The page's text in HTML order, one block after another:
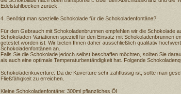
Edelstahlbecken zurück.
4. Benötigt man spezielle Schokolade für die Schokoladenfontäne?
Für den Gebrauch mit Schokoladenbrunnen empfehlen wir die Schokolade
Schokoladen-Variationen speziell für den Einsatz mit Schokoladenbrunnen
getestet worden ist. Wir bieten Ihnen daher ausschließlich qualitativ
Schokoladenfontänen an.
Falls Sie die Schokolade jedoch selbst beschaffen möchten, sollten Sie
als auch eine optimale Temperaturbeständigkeit hat. Folgende
Schokoladenkuvertüre: Da die Kuvertüre sehr zähflüssig ist, sollte man
Fließfähigkeit zu erreichen.
Kleine Schokoladenfontäne: 300ml pflanzliches Öl